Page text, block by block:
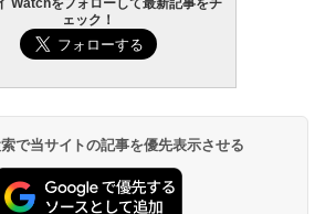
ェック！
で当サイトの記事を優先表示させる